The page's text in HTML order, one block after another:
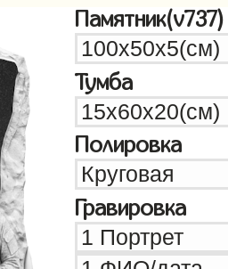
Памятник(v737)
Тумба
Полировка
Гравировка